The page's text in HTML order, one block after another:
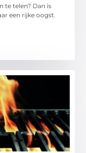
te telen? Dan is
een rijke oogst.